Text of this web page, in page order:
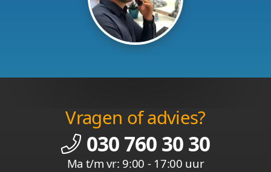
Vragen of advies?
030 760 30 30
Ma t/m vr: 9:00 - 17:00 uur